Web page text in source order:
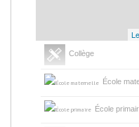
Collège
École
École